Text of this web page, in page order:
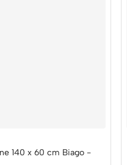
140 x 60 cm Biago -